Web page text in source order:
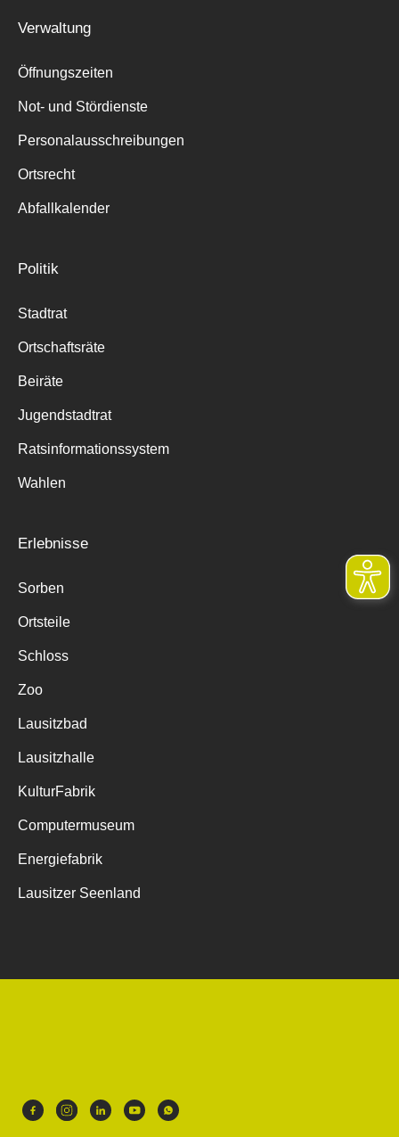
Verwaltung
Öffnungszeiten
Not- und Stördienste
Personalausschreibungen
Ortsrecht
Abfallkalender
Politik
Stadtrat
Ortschaftsräte
Beiräte
Jugendstadtrat
Ratsinformationssystem
Wahlen
Erlebnisse
Sorben
Ortsteile
Schloss
Zoo
Lausitzbad
Lausitzhalle
KulturFabrik
Computermuseum
Energiefabrik
Lausitzer Seenland